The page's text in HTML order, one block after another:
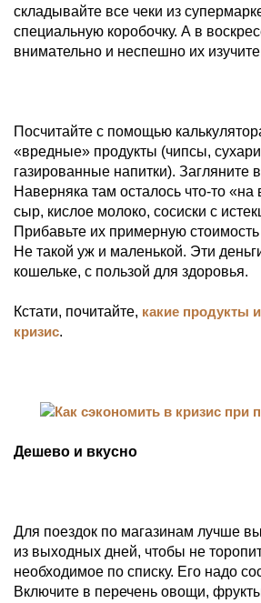
складывайте все чеки из
специальную коробочку. А в
внимательно и неспешно их
Посчитайте с помощью
«вредные» продукты (чипсы,
газированные напитки). Загляните
Наверняка там осталось что-то
сыр, кислое молоко, сосиски с
Прибавьте их примерную
Не такой уж и маленькой. Эти
кошельке, с пользой для здоровья.
Кстати, почитайте, какие продукты
кризис.
Дешево и вкусно
Для поездок по магазинам лучше
из выходных дней, чтобы не
необходимое по списку. Его надо
Включите в перечень овощи,